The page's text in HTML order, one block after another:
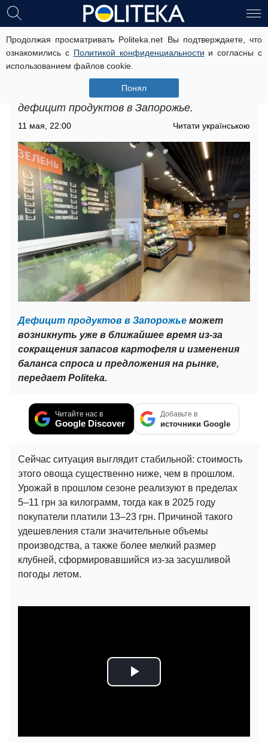
Продолжая просматривать Politeka.net Вы подтверждаете, что
ознакомились с Политикой конфиденциальности и согласны с
использованием файлов cookie.
Понял
Дефицит продуктов в Запорожье:
что происходит на рынке
Из-за быстрого сокращения остатков
урожая прошлого года формируется
дефицит продуктов в Запорожье.
11 мая, 22:00 Читати українською
Дефицит продуктов в Запорожье может
возникнуть уже в ближайшее время из-за
сокращения запасов картофеля и изменения
баланса спроса и предложения на рынке,
передает Politeka.
Читайте нас в
Google Discover
Добавьте в
источники Google
Сейчас ситуация выглядит стабильной: стоимость
этого овоща существенно ниже, чем в прошлом.
Урожай в прошлом сезоне реализуют в пределах
5–11 грн за килограмм, тогда как в 2025 году
покупатели платили 13–23 грн. Причиной такого
удешевления стали значительные объемы
производства, а также более мелкий размер
клубней, сформировавшийся из-за засушливой
погоды летом.
Play